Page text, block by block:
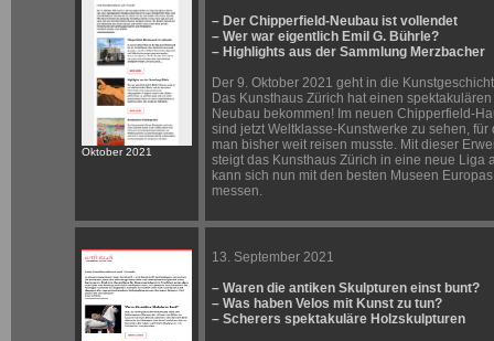
Oktober 2021
– Der Chipperfield-Neubau ist vollendet
– Wer war eigentlich Emil G. Bührle?
– Highlights aus der Sammlung Merzbacher
Der 9. Oktober 2021 geht in die
Das Kunsthaus Zürich hat einen spektakulären
Neubau bekommen! Im neuen Chipperfield-
sind jetzt Weltklasse-Kunstwerke zu sehen, für
man bisher weit reisen musste. Mit dieser
steigt das Kunsthaus Zürich in eine neue Liga
kann sich nun mit den besten Museen Europas
messen.
13. September 2021
– Waren die antiken Skulpturen einst bunt?
– Was haben Velos mit Kunst zu tun?
– Scherers spektakuläre Holzskulpturen